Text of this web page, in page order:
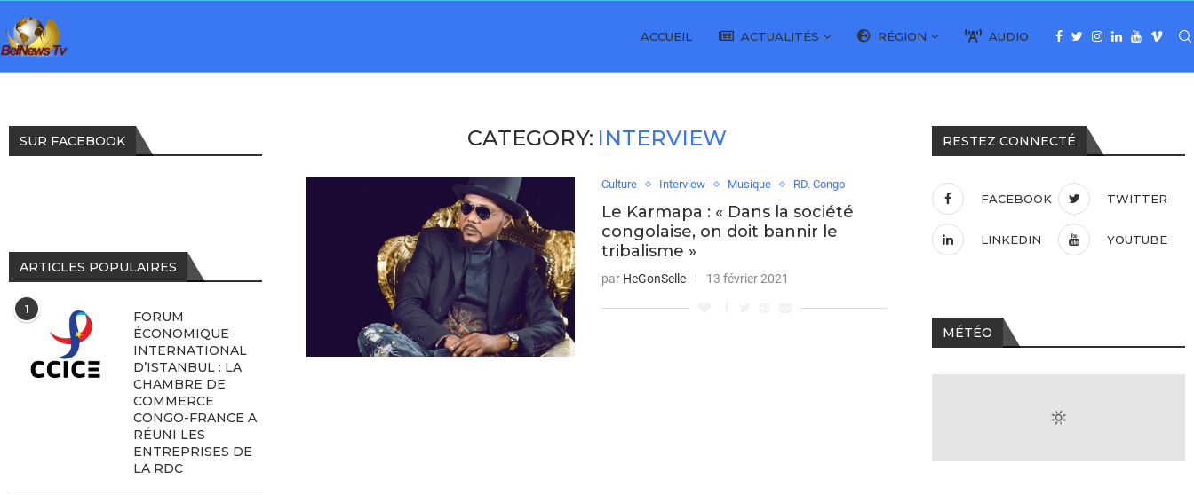
ACCUEIL ACTUALITÉS RÉGION AUDIO
CATEGORY: INTERVIEW
Culture Interview Musique RD. Congo
Le Karmapa : « Dans la société
congolaise, on doit bannir le
tribalisme »
par HeGonSelle 13 février 2021
RESTEZ CONNECTÉ
FACEBOOK TWITTER
LINKEDIN YOUTUBE
MÉTÉO
SUR FACEBOOK
ARTICLES POPULAIRES
1
FORUM
ÉCONOMIQUE
INTERNATIONAL
D’ISTANBUL : LA
CHAMBRE DE
COMMERCE
CONGO-FRANCE A
RÉUNI LES
ENTREPRISES DE
LA RDC